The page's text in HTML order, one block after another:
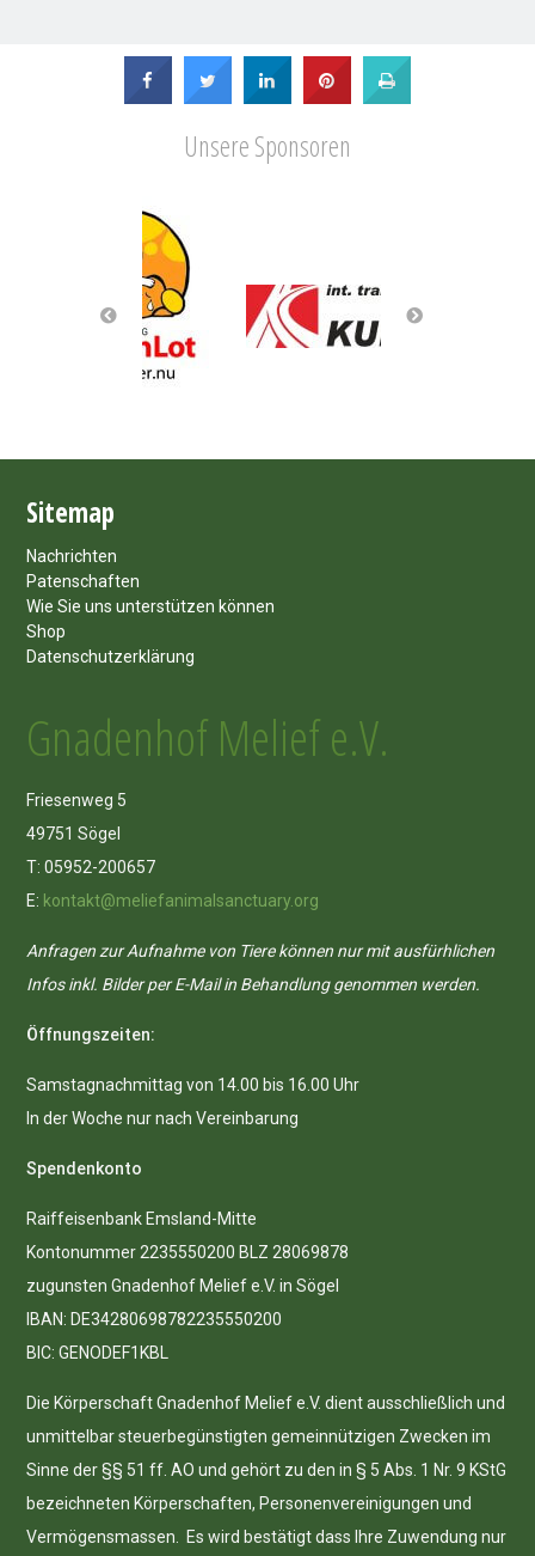
Unsere Sponsoren
Sitemap
Nachrichten
Patenschaften
Wie Sie uns unterstützen können
Shop
Datenschutzerklärung
Gnadenhof Melief e.V.
Friesenweg 5
49751 Sögel
T: 05952-200657
E: kontakt@meliefanimalsanctuary.org
Anfragen zur Aufnahme von Tiere können nur mit ausfürhlichen
Infos inkl. Bilder per E-Mail in Behandlung genommen werden.
Öffnungszeiten:
Samstagnachmittag von 14.00 bis 16.00 Uhr
In der Woche nur nach Vereinbarung
Spendenkonto
Raiffeisenbank Emsland-Mitte
Kontonummer 2235550200 BLZ 28069878
zugunsten Gnadenhof Melief e.V. in Sögel
IBAN: DE34280698782235550200
BIC: GENODEF1KBL
Die Körperschaft Gnadenhof Melief e.V. dient ausschließlich und
unmittelbar steuerbegünstigten gemeinnützigen Zwecken im
Sinne der §§ 51 ff. AO und gehört zu den in § 5 Abs. 1 Nr. 9 KStG
bezeichneten Körperschaften, Personenvereinigungen und
Vermögensmassen. Es wird bestätigt dass Ihre Zuwendung nur